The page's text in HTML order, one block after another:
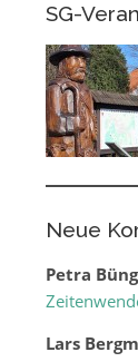
SG-
Neue
Petra
Lars